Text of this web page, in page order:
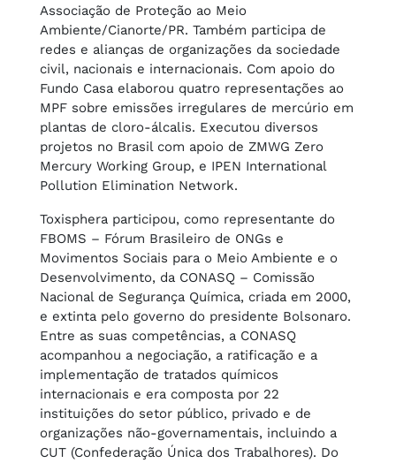
Associação de Proteção ao Meio
Ambiente/Cianorte/PR. Também participa de
redes e alianças de organizações da sociedade
civil, nacionais e internacionais. Com apoio do
Fundo Casa elaborou quatro representações ao
MPF sobre emissões irregulares de mercúrio em
plantas de cloro-álcalis. Executou diversos
projetos no Brasil com apoio de ZMWG Zero
Mercury Working Group, e IPEN International
Pollution Elimination Network.
Toxisphera participou, como representante do
FBOMS – Fórum Brasileiro de ONGs e
Movimentos Sociais para o Meio Ambiente e o
Desenvolvimento, da CONASQ – Comissão
Nacional de Segurança Química, criada em 2000,
e extinta pelo governo do presidente Bolsonaro.
Entre as suas competências, a CONASQ
acompanhou a negociação, a ratificação e a
implementação de tratados químicos
internacionais e era composta por 22
instituições do setor público, privado e de
organizações não-governamentais, incluindo a
CUT (Confederação Única dos Trabalhores). Do